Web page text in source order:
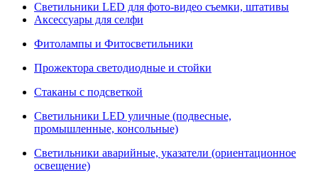
Светильники LED для фото-видео съемки, штативы
Аксессуары для селфи
Фитолампы и Фитосветильники
Прожектора светодиодные и стойки
Стаканы с подсветкой
Светильники LED уличные (подвесные,
промышленные, консольные)
Светильники аварийные, указатели (ориентационное
освещение)